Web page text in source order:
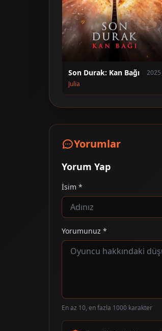
Son Durak: Kan Bağı
2025
Julia
Yorumlar
Yorum Yap
İsim *
Yorumunuz *
En az 10, en fazla 1000 karakter